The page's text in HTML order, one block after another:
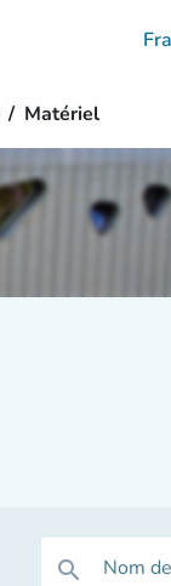
Matériel
search Nom